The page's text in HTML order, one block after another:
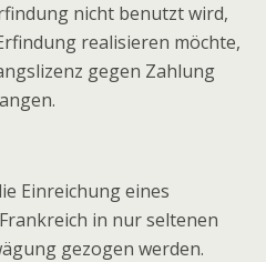
nicht benutzt wird,
realisieren möchte,
gegen Zahlung
Einreichung eines
in nur seltenen
gezogen werden.